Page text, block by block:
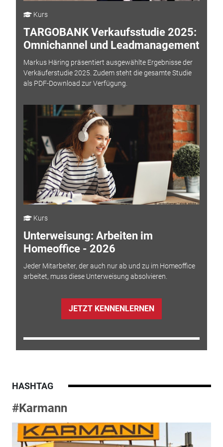
Kurs
TARGOBANK Verkaufsstudie 2025:
Omnichannel und Leadmanagement
Markus Häring präsentiert ausgewählte Ergebnisse der
Verkäuferstudie 2025. Zudem steht die gesamte Studie
als PDF-Download zur Verfügung.
Kurs
Unterweisung: Arbeiten im
Homeoffice - 2026
Jeder Mitarbeiter, der auch nur ab und zu im Homeoffice
arbeitet, muss diese Unterweisung absolvieren.
JETZT KENNENLERNEN
HASHTAG
#Karmann